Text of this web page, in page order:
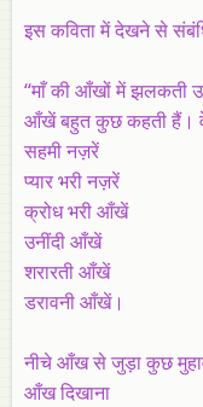
इस कविता में देखने से
“माँ की आँखों में झलकती
आँखें बहुत कुछ कहती हैं। वे
सहमी नज़रें
प्यार भरी नज़रें
क्रोध भरी आँखें
उनींदी आँखें
शरारती आँखें
डरावनी आँखें।
नीचे आँख से जुड़ा कुछ
आँख दिखाना